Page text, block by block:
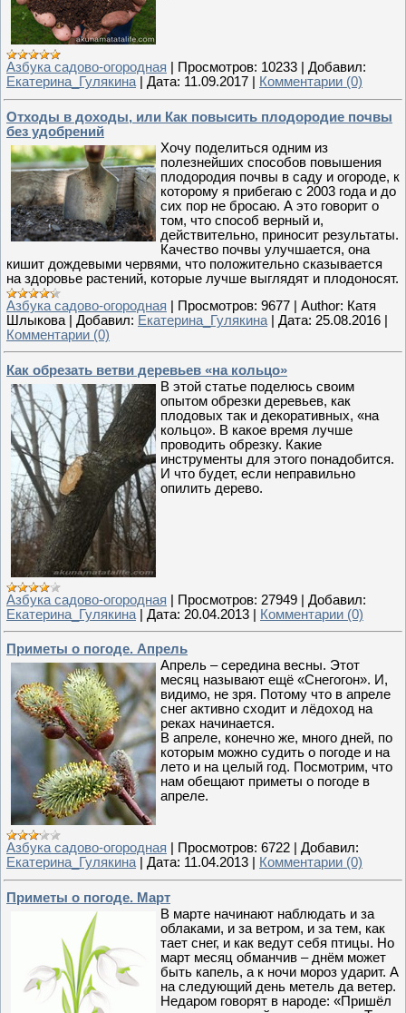
Азбука садово-огородная Просмотров: 10233
Добавил:
Екатерина_Гулякина| Дата: 11.09.2017 Комментарии (0)
Отходы в доходы, или Как повысить плодородие почвы
без удобрений
Хочу поделиться одним из
полезнейших способов повышения
плодородия почвы в саду и огороде, к
которому я прибегаю с 2003 года и до
сих пор не бросаю. А это говорит о
том, что способ верный и,
действительно, приносит результаты.
Качество почвы улучшается, она
кишит дождевыми червями, что положительно сказывается
на здоровье растений, которые лучше выглядят и плодоносят.
Азбука садово-огородная
Просмотров: 9677 Author: Катя
Шлыкова
Добавил: Екатерина_Гулякина Дата: 25.08.2016
Комментарии (0)
Как обрезать ветви деревьев «на кольцо»
В этой статье поделюсь своим
опытом обрезки деревьев, как
плодовых так и декоративных, «на
кольцо». В какое время лучше
проводить обрезку. Какие
инструменты для этого понадобится.
И что будет, если неправильно
опилить дерево.
Азбука садово-огородная | Просмотров: 27949 | Добавил:
Екатерина_Гулякина | Дата: 20.04.2013 | Комментарии (0)
Приметы о погоде. Апрель
Апрель – середина весны. Этот
месяц называют ещё «Снегогон». И,
видимо, не зря. Потому что в апреле
снег активно сходит и лёдоход на
реках начинается.
В апреле, конечно же, много дней, по
которым можно судить о погоде и на
лето и на целый год. Посмотрим, что
нам обещают приметы о погоде в
апреле.
Азбука садово-огородная Просмотров: 6722
Добавил:
Екатерина_Гулякина| Дата: 11.04.2013 Комментарии (0)
Приметы о погоде. Март
В марте начинают наблюдать и за
облаками, и за ветром, и за тем, как
тает снег, и как ведут себя птицы. Но
март месяц обманчив – днём может
быть капель, а к ночи мороз ударит. А
на следующий день метель да ветер.
Недаром говорят в народе: «Пришёл